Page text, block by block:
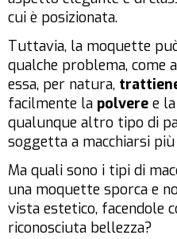
cui è posizionata.
Tuttavia, la moquette
qualche problema, come
essa, per natura,
facilmente la polvere e la
qualunque altro tipo di
soggetta a macchiarsi
Ma quali sono i tipi di
una moquette sporca e
vista estetico, facendole
riconosciuta bellezza?